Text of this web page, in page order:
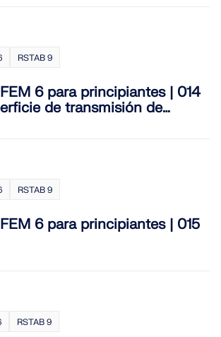
RSTAB 9
6 para principiantes | 014
de transmisión de
RSTAB 9
6 para principiantes | 015
RSTAB 9